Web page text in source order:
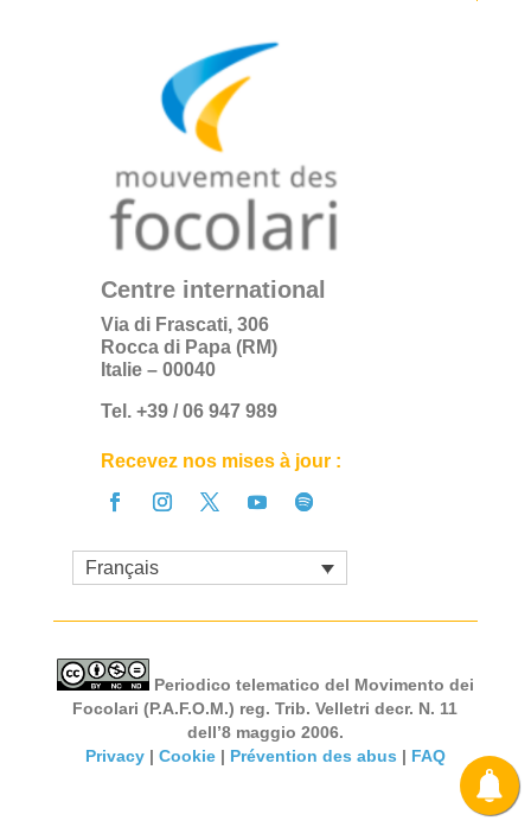
Centre international
Via di Frascati, 306
Rocca di Papa (RM)
Italie – 00040
Tel. +39 / 06 947 989
Recevez nos mises à jour :
Français
Periodico telematico del Movimento dei
Focolari (P.A.F.O.M.) reg. Trib. Velletri decr. N. 11
dell’8 maggio 2006.
Privacy| Cookie| Prévention des abus | FAQ